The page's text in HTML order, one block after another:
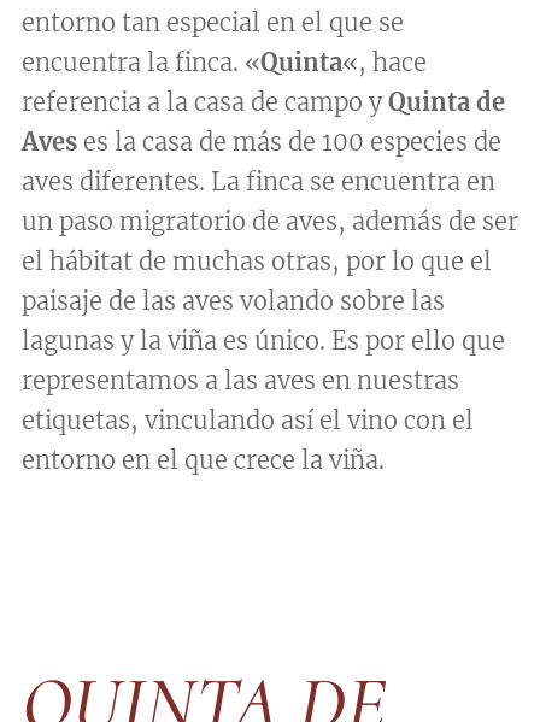
entorno tan especial en el que se
encuentra la finca. «Quinta«, hace
referencia a la casa de campo yQuinta de
Aves es la casa de más de 100 especies de
aves diferentes. La finca se encuentra en
un paso migratorio de aves, además de ser
el hábitat de muchas otras, por lo que el
paisaje de las aves volando sobre las
lagunas y la viña es único. Es por ello que
representamos a las aves en nuestras
etiquetas, vinculando así el vino con el
entorno en el que crece la viña.